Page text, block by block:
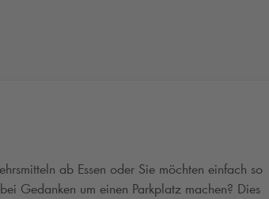
ab Essen oder Sie möchten einfach so
Gedanken um einen Parkplatz machen? Dies